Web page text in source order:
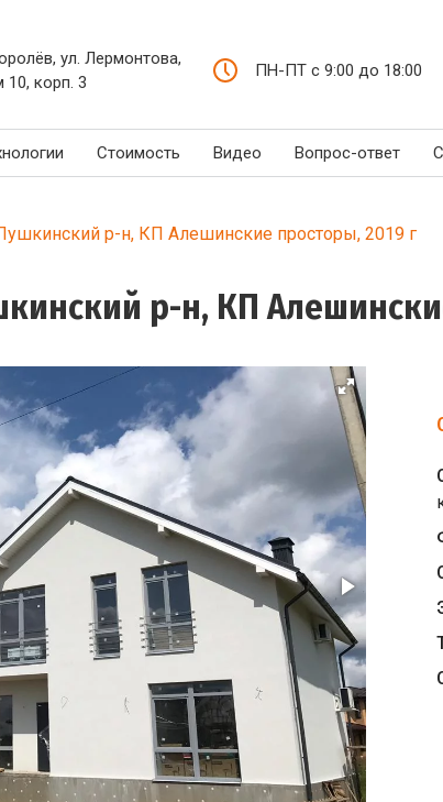
ул. Лермонтова,
10, корп. 3
ПН-ПТ с 9:00 до 18:00
Стоимость Видео Вопрос-ответ
р-н, КП Алешинские просторы, 2019 г
р-н, КП